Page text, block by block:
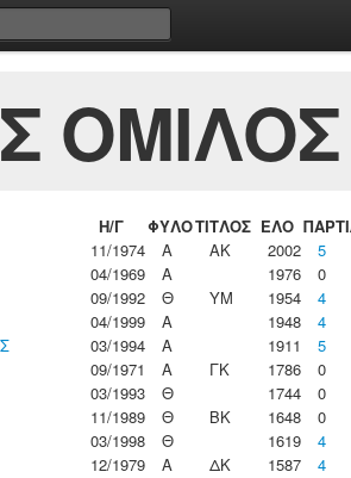
Η/Γ ΦΥΛΟΤΙΤΛΟΣ ΕΛΟ
11/1974 Α ΑΚ 2002 5
04/1969 Α 1976 0
09/1992 Θ ΥΜ 1954 4
04/1999 Α 1948 4
03/1994 Α 1911 5
09/1971 Α ΓΚ 1786
0
03/1993 Θ 1744
0
11/1989 Θ ΒΚ 1648
0
03/1998 Θ 1619 4
12/1979 Α ΔΚ 1587 4